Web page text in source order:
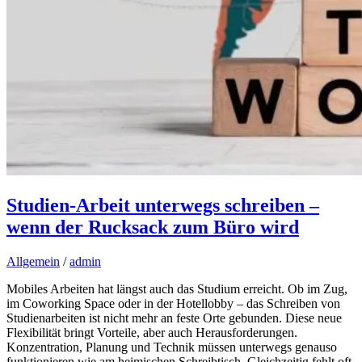
Studien-Arbeit unterwegs schreiben –
wenn der Rucksack zum Büro wird
Allgemein /admin
Mobiles Arbeiten hat längst auch das Studium erreicht. Ob im Zug,
im Coworking Space oder in der Hotellobby – das Schreiben von
Studienarbeiten ist nicht mehr an feste Orte gebunden. Diese neue
Flexibilität bringt Vorteile, aber auch Herausforderungen.
Konzentration, Planung und Technik müssen unterwegs genauso